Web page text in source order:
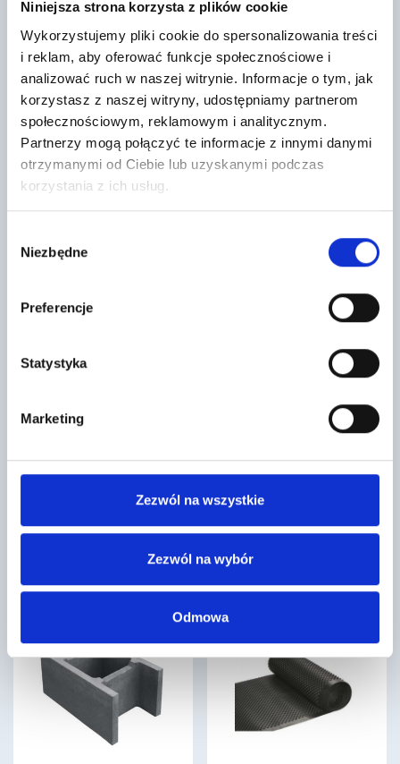
Niniejsza strona korzysta z plików cookie
Wykorzystujemy pliki cookie do spersonalizowania treści
i reklam, aby oferować funkcje społecznościowe i
analizować ruch w naszej witrynie. Informacje o tym, jak
korzystasz z naszej witryny, udostępniamy partnerom
społecznościowym, reklamowym i analitycznym.
Partnerzy mogą połączyć te informacje z innymi danymi
otrzymanymi od Ciebie lub uzyskanymi podczas
korzystania z ich usług.
zgody
Niezbędne
Preferencje
Statystyka
Marketing
Zezwól na wszystkie
Zezwól na wybór
Odmowa
Styropian Płyty SILVER fasada #150
204,80 zł/ m3
040 SILVER fasada to wysokiej
WEŁNA MINERALNA 150 MM KNAUF
UNIFIT PRO 035 1 ROLKA/4,08 M2
Wełna Knauf Unifit 035 150
wełny szklanej, przeznaczona do
pierścieniowe (2500 szt/opak)
pierścieniowe to specjalne
w gwoździarkach gazowo-
LONGLIFE MAT Czarny NELSKAMP
7,68 zł/ szt
dachówki betonowe, idealne do
dachów. Tworzą geometryczne i…